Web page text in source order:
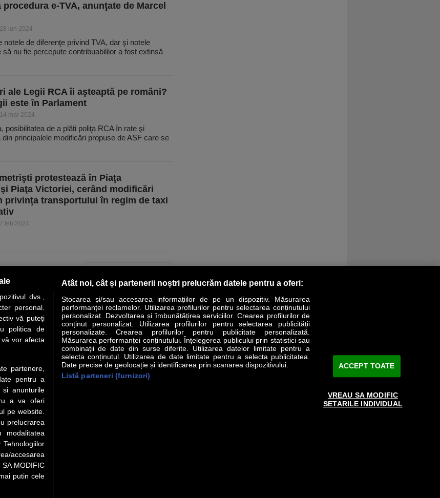
e-TVA, anunţate de Marcel
28 iun 2024
notele de diferenţe privind TVA, dar şi notele
să nu fie percepute contribuabililor a fost extinsă
ale Legii RCA îi aşteaptă pe români?
este în Parlament
14 mar 2024
posi­bili­tatea de a plăti poliţa RCA în rate şi
principalele modificări propuse de ASF care se
protestează în Piaţa
Piaţa Victoriei, cerând modificări
privinţa transportului în regim de taxi
7 feb 2024
LIDERI ANALIZE HI-TECH MEET THE CEO LIFESTYLE SPECIAL OPINII
Politica de confidentialitate
Termeni si conditii
About cookies
Servicii Revista Business Magazin
de drepturi de proprietate intelectuală, este aprobată de către www.bmag.ro doar în limita a 250 de semne. Spaţiile şi URL-
Preluarea de informaţii poate fi făcută numai în acord cu termenii agreaţi şi menţionaţi in
dvs.,
personal.
vă puteți
politica de
vor afecta
partenere,
pentru a
si anunturile
a va oferi
pe website.
prelucrarea
modalitatea
Tehnologiilor
accesarea
MODIFIC
putin cele
Atât noi, cât și partenerii noștri prelucrăm datele pentru a oferi:
Stocarea și/sau accesarea informațiilor de pe un dispozitiv. Măsurarea
performanței reclamelor. Utilizarea profilurilor pentru selectarea conținutului
personalizat. Dezvoltarea și îmbunătățirea serviciilor. Crearea profilurilor de
conținut personalizat. Utilizarea profilurilor pentru selectarea publicității
personalizate. Crearea profilurilor pentru publicitate personalizată.
Măsurarea performanței conținutului. Înțelegerea publicului prin statistici sau
combinații de date din surse diferite. Utilizarea datelor limitate pentru a
selecta conținutul. Utilizarea de date limitate pentru a selecta publicitatea.
Date precise de geolocație și identificarea prin scanarea dispozitivului.
Listă parteneri (furnizori)
ACCEPT TOATE
VREAU SA MODIFIC
SETARILE INDIVIDUAL